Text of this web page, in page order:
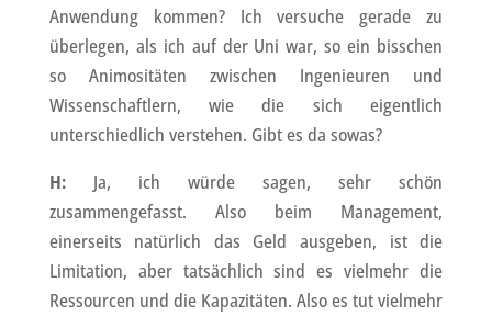
Anwendung kommen? Ich versuche gerade zu
überlegen, als ich auf der Uni war, so ein bisschen
so Animositäten zwischen Ingenieuren und
Wissenschaftlern, wie die sich eigentlich
unterschiedlich verstehen. Gibt es da sowas?
H:Ja, ich würde sagen, sehr schön
zusammengefasst. Also beim Management,
einerseits natürlich das Geld ausgeben, ist die
Limitation, aber tatsächlich sind es vielmehr die
Ressourcen und die Kapazitäten. Also es tut vielmehr